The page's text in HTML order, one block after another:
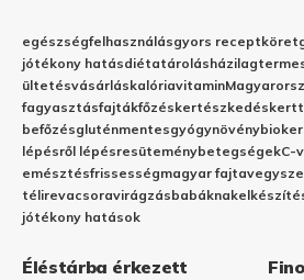
egészségfelhasználásgyors receptköret
jótékony hatásdiétatárolásházilag
ültetésvásárláskalóriavitamin
fagyasztásfajtákfőzéskertészkedéskert
befőzésgluténmentesgyógynövény
lépésről lépésresüteménybetegségekC-
emésztésfrissességmagyar fajta
télirevacsoravirágzásbabáknak
jótékony hatások
Éléstárba érkezett